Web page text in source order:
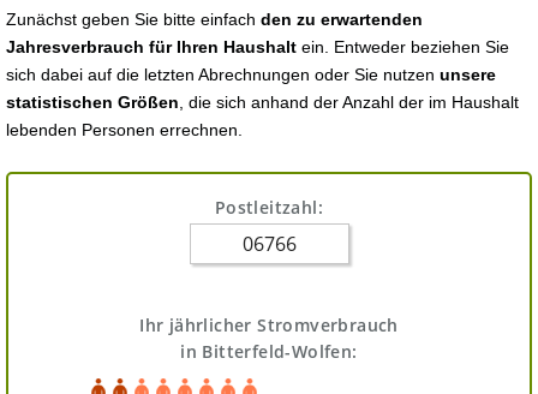
Zunächst geben Sie bitte einfach den zu erwartenden
Jahresverbrauch für Ihren Haushalt ein. Entweder beziehen Sie
sich dabei auf die letzten Abrechnungen oder Sie nutzen unsere
statistischen Größen , die sich anhand der Anzahl der im Haushalt
lebenden Personen errechnen.
Postleitzahl:
Ihr jährlicher Stromverbrauch
in Bitterfeld-Wolfen: